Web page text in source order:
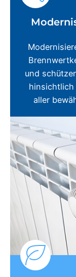
und
hinsichtlich
aller